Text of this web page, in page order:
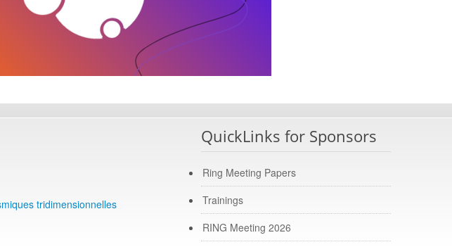
tridimensionnelles
QuickLinks for Sponsors
Ring Meeting Papers
Trainings
RING Meeting 2026